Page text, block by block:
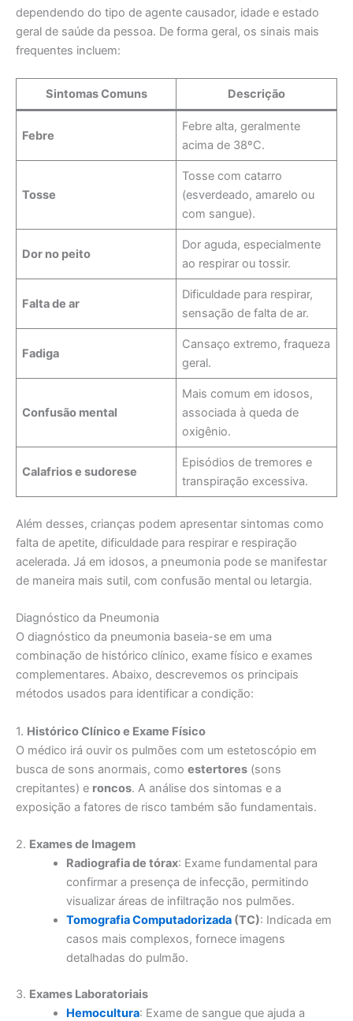
dependendo do tipo de agente causador, idade e estado
geral de saúde da pessoa. De forma geral, os sinais mais
frequentes incluem:
Sintomas Comuns Descrição
Febre
Febre alta, geralmente
acima de 38ºC.
Tosse
Tosse com catarro
(esverdeado, amarelo ou
com sangue).
Dor no peito
Dor aguda, especialmente
ao respirar ou tossir.
Falta de ar
Dificuldade para respirar,
sensação de falta de ar.
Fadiga
Cansaço extremo, fraqueza
geral.
Confusão mental
Mais comum em idosos,
associada à queda de
oxigênio.
Calafrios e sudorese
Episódios de tremores e
transpiração excessiva.
Além desses, crianças podem apresentar sintomas como
falta de apetite, dificuldade para respirar e respiração
acelerada. Já em idosos, a pneumonia pode se manifestar
de maneira mais sutil, com confusão mental ou letargia.
Diagnóstico da Pneumonia
O diagnóstico da pneumonia baseia-se em uma
combinação de histórico clínico, exame físico e exames
complementares. Abaixo, descrevemos os principais
métodos usados para identificar a condição:
1. Histórico Clínico e Exame Físico
O médico irá ouvir os pulmões com um estetoscópio em
busca de sons anormais, como estertores (sons
crepitantes) e roncos. A análise dos sintomas e a
exposição a fatores de risco também são fundamentais.
2. Exames de Imagem
Radiografia de tórax: Exame fundamental para
confirmar a presença de infecção, permitindo
visualizar áreas de infiltração nos pulmões.
Tomografia Computadorizada(TC): Indicada em
casos mais complexos, fornece imagens
detalhadas do pulmão.
3. Exames Laboratoriais
Hemocultura: Exame de sangue que ajuda a